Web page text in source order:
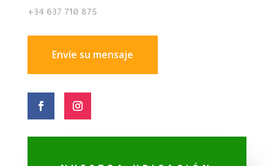
+34 637 710 875
Envíe su mensaje